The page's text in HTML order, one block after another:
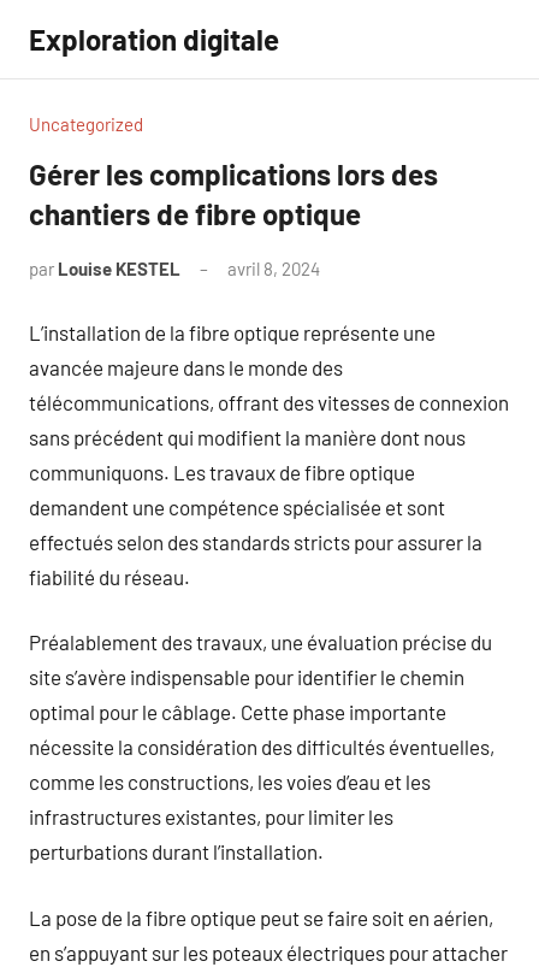
contenu
Exploration digitale
Uncategorized
Gérer les complications lors des
chantiers de fibre optique
par Louise KESTEL avril 8, 2024
L’installation de la fibre optique représente une
avancée majeure dans le monde des
télécommunications, offrant des vitesses de connexion
sans précédent qui modifient la manière dont nous
communiquons. Les travaux de fibre optique
demandent une compétence spécialisée et sont
effectués selon des standards stricts pour assurer la
fiabilité du réseau.
Préalablement des travaux, une évaluation précise du
site s’avère indispensable pour identifier le chemin
optimal pour le câblage. Cette phase importante
nécessite la considération des difficultés éventuelles,
comme les constructions, les voies d’eau et les
infrastructures existantes, pour limiter les
perturbations durant l’installation.
La pose de la fibre optique peut se faire soit en aérien,
en s’appuyant sur les poteaux électriques pour attacher